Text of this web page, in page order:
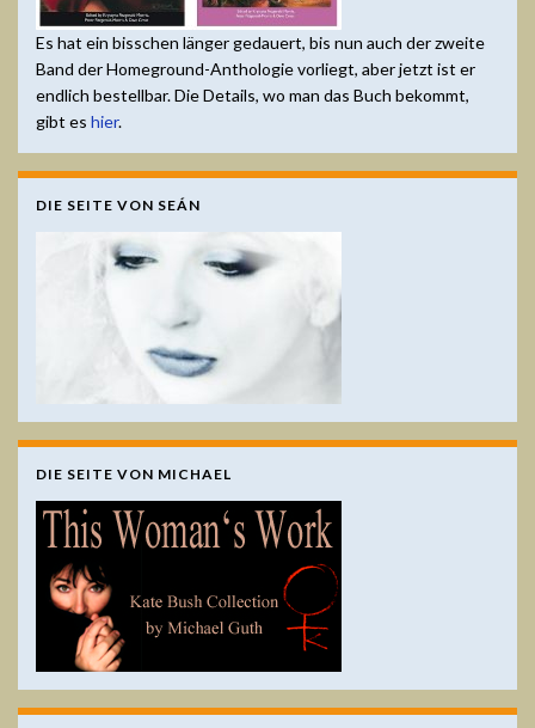
Es hat ein bisschen länger gedauert, bis nun auch der zweite
Band der Homeground-Anthologie vorliegt, aber jetzt ist er
endlich bestellbar. Die Details, wo man das Buch bekommt,
gibt es hier.
DIE SEITE VON SEÁN
DIE SEITE VON MICHAEL